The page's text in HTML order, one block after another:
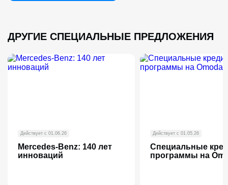
ДРУГИЕ СПЕЦИАЛЬНЫЕ ПРЕДЛОЖЕНИЯ
Действует с 01.06.26
Mercedes-Benz: 140 лет
инноваций
Действует с 01.05.26
Специальные
программы на